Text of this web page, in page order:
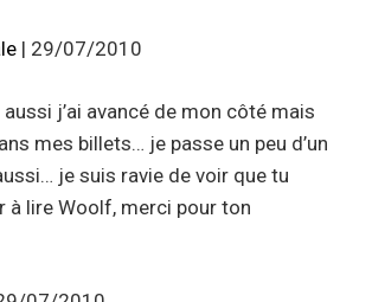
| 29/07/2010
j’ai avancé de mon côté mais
mes billets… je passe un peu d’un
je suis ravie de voir que tu
à lire Woolf, merci pour ton